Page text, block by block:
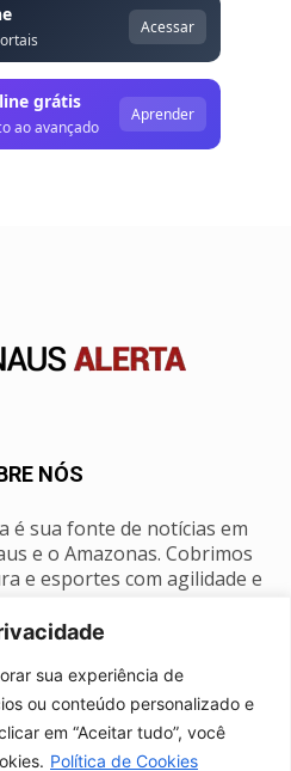
sua experiência de
ou conteúdo personalizado e
em “Aceitar tudo”, você
Política de Cookies
Acessar
grátis
ao avançado
Aprender
NÓS
é sua fonte de notícias em
e o Amazonas. Cobrimos
e esportes com agilidade e
NOS